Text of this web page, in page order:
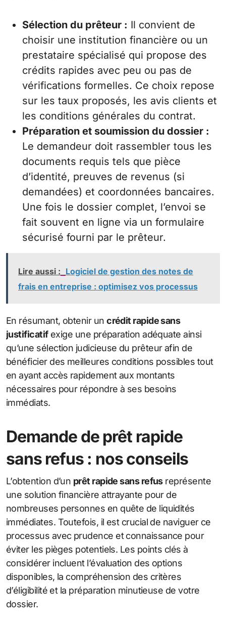
Sélection du prêteur : Il convient de
choisir une institution financière ou un
prestataire spécialisé qui propose des
crédits rapides avec peu ou pas de
vérifications formelles. Ce choix repose
sur les taux proposés, les avis clients et
les conditions générales du contrat.
Préparation et soumission du dossier :
Le demandeur doit rassembler tous les
documents requis tels que pièce
d’identité, preuves de revenus (si
demandées) et coordonnées bancaires.
Une fois le dossier complet, l’envoi se
fait souvent en ligne via un formulaire
sécurisé fourni par le prêteur.
Lire aussi : Logiciel de gestion des notes de
frais en entreprise : optimisez vos processus
En résumant, obtenir uncrédit rapide sans
justificatifexige une préparation adéquate ainsi
qu’une sélection judicieuse du prêteur afin de
bénéficier des meilleures conditions possibles tout
en ayant accès rapidement aux montants
nécessaires pour répondre à ses besoins
immédiats.
Demande de prêt rapide
sans refus : nos conseils
L’obtention d’un prêt rapide sans refusreprésente
une solution financière attrayante pour de
nombreuses personnes en quête de liquidités
immédiates. Toutefois, il est crucial de naviguer ce
processus avec prudence et connaissance pour
éviter les pièges potentiels. Les points clés à
considérer incluent l’évaluation des options
disponibles, la compréhension des critères
d’éligibilité et la préparation minutieuse de votre
dossier.